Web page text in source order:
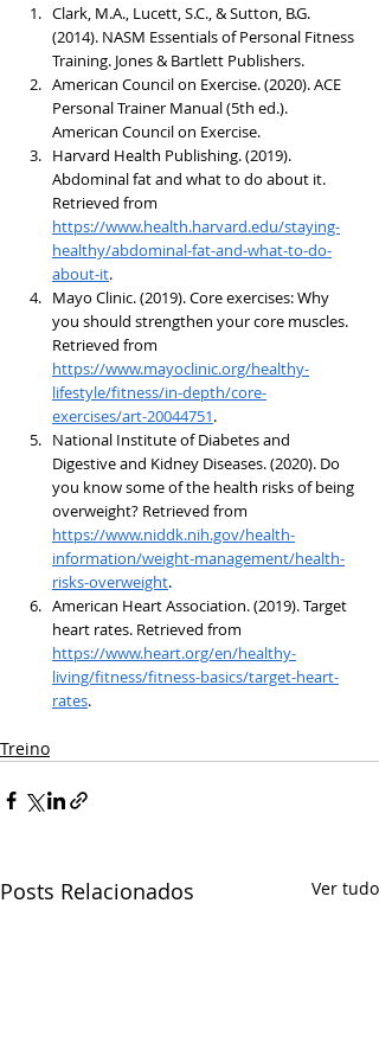
Clark, M.A., Lucett, S.C., & Sutton, B.G.
(2014). NASM Essentials of Personal Fitness
Training. Jones & Bartlett Publishers.
American Council on Exercise. (2020). ACE
Personal Trainer Manual (5th ed.).
American Council on Exercise.
Harvard Health Publishing. (2019).
Abdominal fat and what to do about it.
Retrieved from
https://www.health.harvard.edu/staying-
healthy/abdominal-fat-and-what-to-do-
about-it.
Mayo Clinic. (2019). Core exercises: Why
you should strengthen your core muscles.
Retrieved from
https://www.mayoclinic.org/healthy-
lifestyle/fitness/in-depth/core-
exercises/art-20044751.
National Institute of Diabetes and
Digestive and Kidney Diseases. (2020). Do
you know some of the health risks of being
overweight? Retrieved from
https://www.niddk.nih.gov/health-
information/weight-management/health-
risks-overweight.
American Heart Association. (2019). Target
heart rates. Retrieved from
https://www.heart.org/en/healthy-
living/fitness/fitness-basics/target-heart-
rates.
Treino
Posts Relacionados Ver tudo